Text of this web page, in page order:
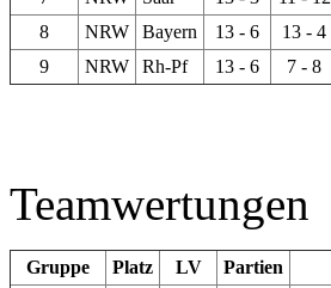
8
NRW Bayern 13 - 6 13 - 4
9
NRW Rh-Pf 13 - 6 7 - 8
Teamwertungen
Gruppe Platz LV
Partien